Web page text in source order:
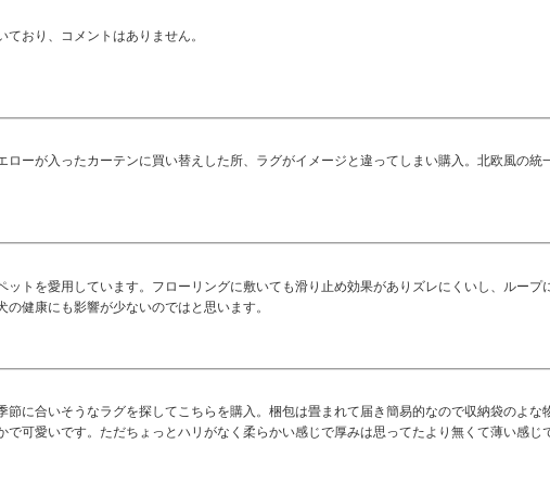
おり、コメントはありません。
ローが入ったカーテンに買い替えした所、ラグがイメージと違ってしまい購入。北欧風の
ットを愛用しています。フローリングに敷いても滑り止め効果がありズレにくいし、ルー
健康にも影響が少ないのではと思います。
節に合いそうなラグを探してこちらを購入。梱包は畳まれて届き簡易的なので収納袋のよな
可愛いです。ただちょっとハリがなく柔らかい感じで厚みは思ってたより無くて薄い感じ